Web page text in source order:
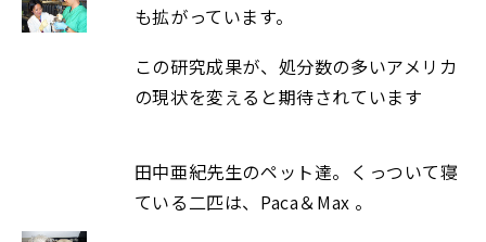
も拡がっています。
この研究成果が、処分数の多いアメリカ
の現状を変えると期待されています
田中亜紀先生のペット達。くっついて寝
ている二匹は、Paca＆Max 。